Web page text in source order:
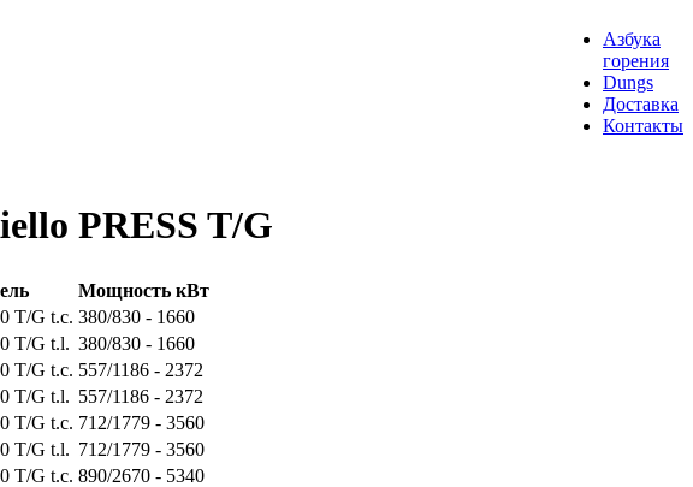
Азбука
горения
Dungs
Доставка
Контакты
PRESS T/G
Мощность кВт
T/G t.c. 380/830 - 1660
T/G t.l. 380/830 - 1660
T/G t.c. 557/1186 - 2372
T/G t.l. 557/1186 - 2372
T/G t.c. 712/1779 - 3560
T/G t.l. 712/1779 - 3560
T/G t.c. 890/2670 - 5340